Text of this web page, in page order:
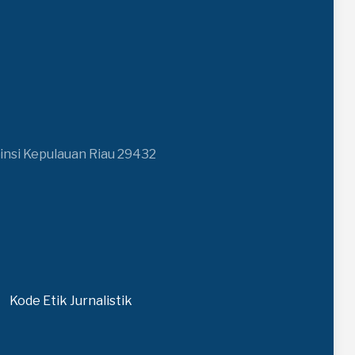
Kepulauan Riau 29432
Kode Etik Jurnalistik